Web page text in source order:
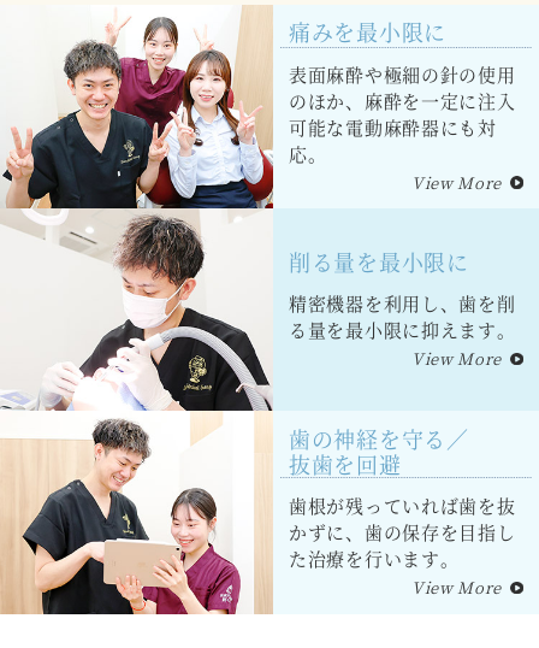
痛みを最小限に
表面麻酔や極細の針の使用
のほか、麻酔を一定に注入
可能な電動麻酔器にも対
応。
View More
削る量を最小限に
精密機器を利用し、歯を削
る量を最小限に抑えます。
View More
歯の神経を守る／
抜歯を回避
歯根が残っていれば歯を抜
かずに、歯の保存を目指し
た治療を行います。
View More